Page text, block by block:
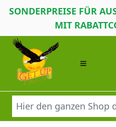
SONDERPREISE FÜR
MIT
Direkt zum Inhalt